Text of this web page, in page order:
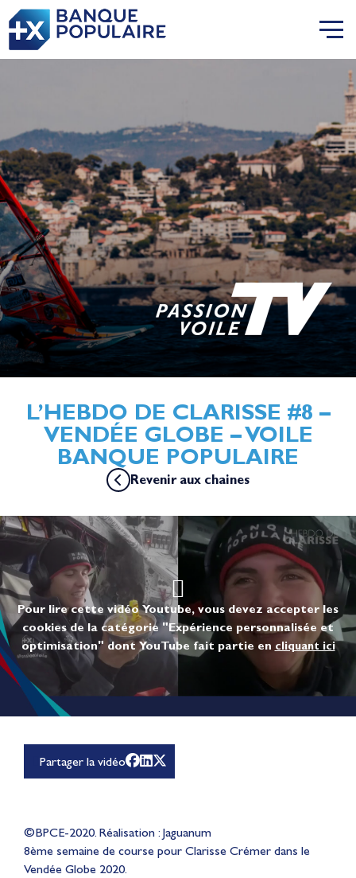
L’HEBDO DE CLARISSE #8 –
VENDÉE GLOBE – VOILE
BANQUE POPULAIRE
Revenir aux chaines
Pour lire cette vidéo Youtube, vous devez accepter les
cookies de la catégorie "Expérience personnalisée et
optimisation" dont YouTube fait partie en cliquant ici
Partager la vidéo
©BPCE-2020. Réalisation : Jaguanum
8ème semaine de course pour Clarisse Crémer dans le
Vendée Globe 2020.